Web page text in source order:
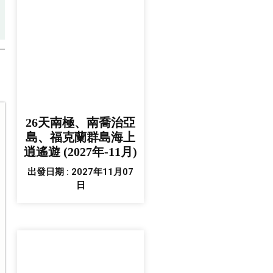
26天南極、南喬治亞
島、福克蘭群島海上
逍遙遊 (2027年-11月)
出發日期 : 2027年11月07
日